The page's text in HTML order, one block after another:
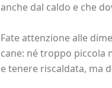
anche dal caldo e che
Fate attenzione alle
cane: né troppo piccola
e tenere riscaldata, ma